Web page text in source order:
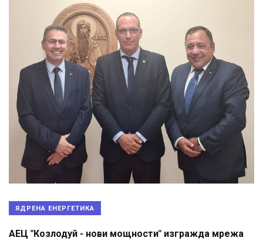
ЯДРЕНА ЕНЕРГЕТИКА
АЕЦ "Козлодуй - нови мощности" изгражда мрежа